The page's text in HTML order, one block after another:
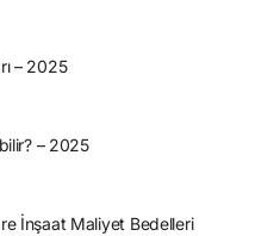
– 2025
– 2025
İnşaat Maliyet Bedelleri